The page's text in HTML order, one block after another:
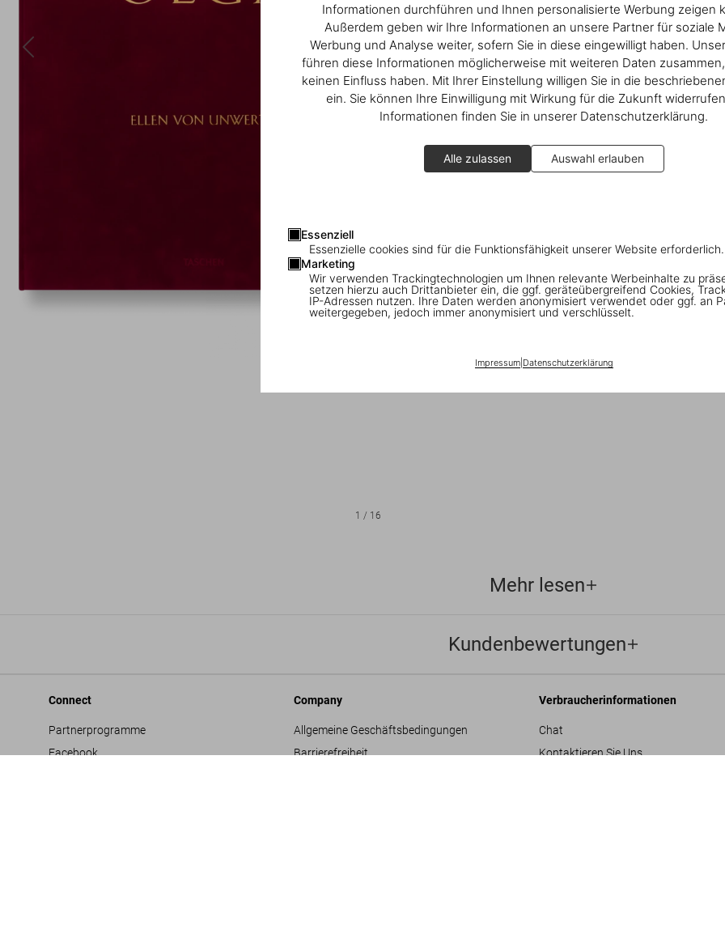
Informationen durchführen und Ihnen personalisierte Werbung zeigen
Außerdem geben wir Ihre Informationen an unsere Partner für soziale
Werbung und Analyse weiter, sofern Sie in diese eingewilligt haben.
führen diese Informationen möglicherweise mit weiteren Daten
keinen Einfluss haben. Mit Ihrer Einstellung willigen Sie in die
ein. Sie können Ihre Einwilligung mit Wirkung für die Zukunft
Informationen finden Sie in unserer Datenschutzerklärung.
Alle zulassen Auswahl erlauben
Essenziell
Essenzielle cookies sind für die Funktionsfähigkeit unserer Website erforderlich.
Marketing
Wir verwenden Trackingtechnologien um Ihnen relevante Werbeinhalte zu
setzen hierzu auch Drittanbieter ein, die ggf. geräteübergreifend Cookies,
IP-Adressen nutzen. Ihre Daten werden anonymisiert verwendet oder ggf. an
weitergegeben, jedoch immer anonymisiert und verschlüsselt.
Impressum| Datenschutzerklärung
1 / 16
Mehr lesen
Kundenbewertungen
Connect
Partnerprogramme
Facebook
Company
Allgemeine Geschäftsbedingungen
Barrierefreiheit
Verbraucherinformationen
Chat
Kontaktieren Sie Uns